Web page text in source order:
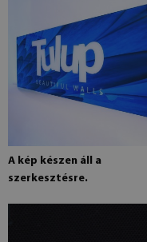
A kép készen áll a
szerkesztésre.